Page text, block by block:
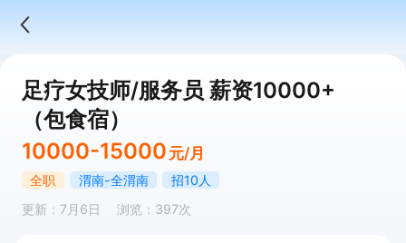
足疗女技师/服务员 薪资10000+
（包食宿）
10000-15000 元/月
全职 渭南-全渭南
招10人
更新：7月6日
浏览：397次